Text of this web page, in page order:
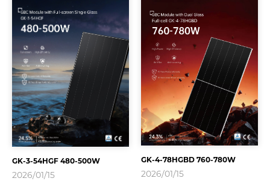
GK-3-54HGF 480-500W
2026/01/15
GK-4-78HGBD 760-780W
2026/01/15